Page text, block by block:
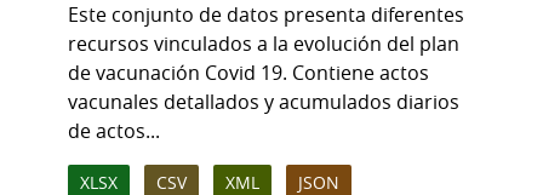
Este conjunto de datos presenta diferentes
recursos vinculados a la evolución del plan
de vacunación Covid 19. Contiene actos
vacunales detallados y acumulados diarios
de actos...
XLSX CSV XML JSON